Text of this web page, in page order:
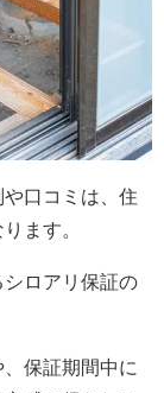
口コミは、住
ます。
ロアリ保証の
保証期間中に